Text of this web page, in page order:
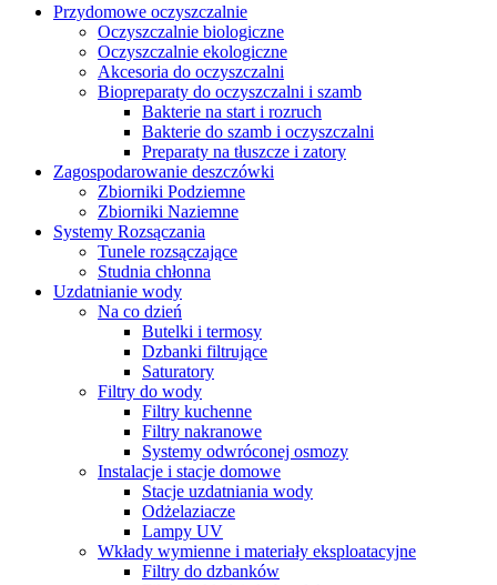
Przydomowe oczyszczalnie
Oczyszczalnie biologiczne
Oczyszczalnie ekologiczne
Akcesoria do oczyszczalni
Biopreparaty do oczyszczalni i szamb
Bakterie na start i rozruch
Bakterie do szamb i oczyszczalni
Preparaty na tłuszcze i zatory
Zagospodarowanie deszczówki
Zbiorniki Podziemne
Zbiorniki Naziemne
Systemy Rozsączania
Tunele rozsączające
Studnia chłonna
Uzdatnianie wody
Na co dzień
Butelki i termosy
Dzbanki filtrujące
Saturatory
Filtry do wody
Filtry kuchenne
Filtry nakranowe
Systemy odwróconej osmozy
Instalacje i stacje domowe
Stacje uzdatniania wody
Odżelaziacze
Lampy UV
Wkłady wymienne i materiały eksploatacyjne
Filtry do dzbanków